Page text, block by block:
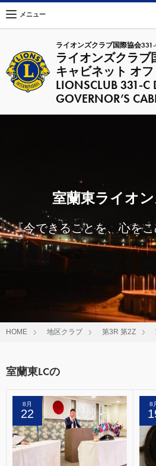
ライオンズクラブ国際協会
ライオンズクラブ
キャビネット オ
LIONSCLUB 331-C
GOVERNOR’S
メニュー
室蘭東ライオ
『今できることを、心を
HOME 地区クラブ 第3R 第2Z
室蘭東LCの
8月
22
8